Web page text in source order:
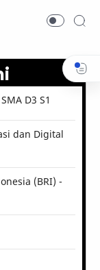
D3 S1
dan Digital
(BRI) -